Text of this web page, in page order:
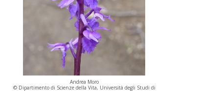
Andrea Moro
© Dipartimento di Scienze della Vita, Università degli Studi di